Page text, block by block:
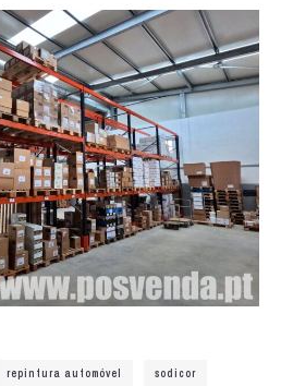
repintura automóvel sodicor